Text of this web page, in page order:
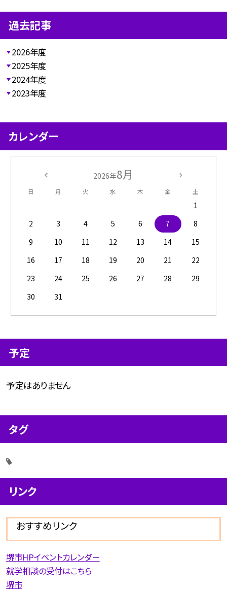
過去記事
2026年度
2025年度
2024年度
2023年度
カレンダー
2026年8月
日 月 火 水 木 金 土
1
2
3 4 5 6 7
8
9
10 11 12 13 14
15
16
17 18 19 20 21
22
23
24 25 26 27 28
29
30
31
予定
予定はありません
タグ
リンク
おすすめリンク
堺市HPイベントカレンダー
就学相談の受付はこちら
堺市